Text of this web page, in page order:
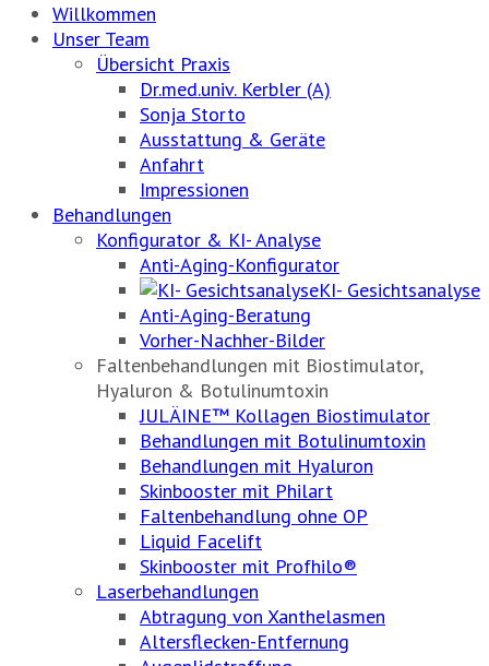
Willkommen
Unser Team
Übersicht Praxis
Dr.med.univ. Kerbler (A)
Sonja Storto
Ausstattung & Geräte
Anfahrt
Impressionen
Behandlungen
Konfigurator & KI- Analyse
Anti-Aging-Konfigurator
KI- Gesichtsanalyse
Anti-Aging-Beratung
Vorher-Nachher-Bilder
Faltenbehandlungen mit Biostimulator,
Hyaluron & Botulinumtoxin
JULÄINE™ Kollagen Biostimulator
Behandlungen mit Botulinumtoxin
Behandlungen mit Hyaluron
Skinbooster mit Philart
Faltenbehandlung ohne OP
Liquid Facelift
Skinbooster mit Profhilo®
Laserbehandlungen
Abtragung von Xanthelasmen
Altersflecken-Entfernung